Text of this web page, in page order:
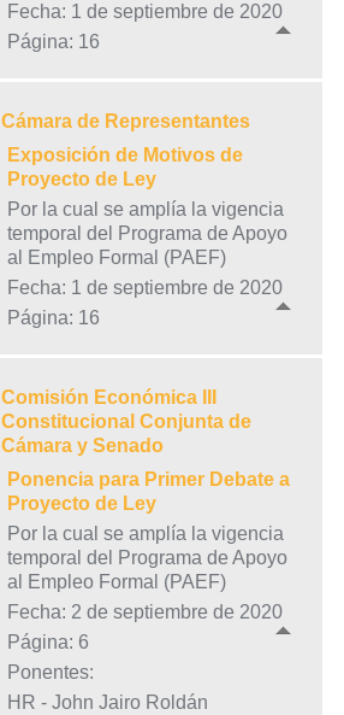
Fecha: 1 de septiembre de 2020
Página: 16
Cámara de Representantes
Exposición de Motivos de
Proyecto de Ley
Por la cual se amplía la vigencia
temporal del Programa de Apoyo
al Empleo Formal (PAEF)
Fecha: 1 de septiembre de 2020
Página: 16
Comisión Económica III
Constitucional Conjunta de
Cámara y Senado
Ponencia para Primer Debate a
Proyecto de Ley
Por la cual se amplía la vigencia
temporal del Programa de Apoyo
al Empleo Formal (PAEF)
Fecha: 2 de septiembre de 2020
Página: 6
Ponentes:
HR - John Jairo Roldán